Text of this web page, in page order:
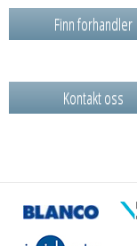
Finn forhandler
Kontakt oss